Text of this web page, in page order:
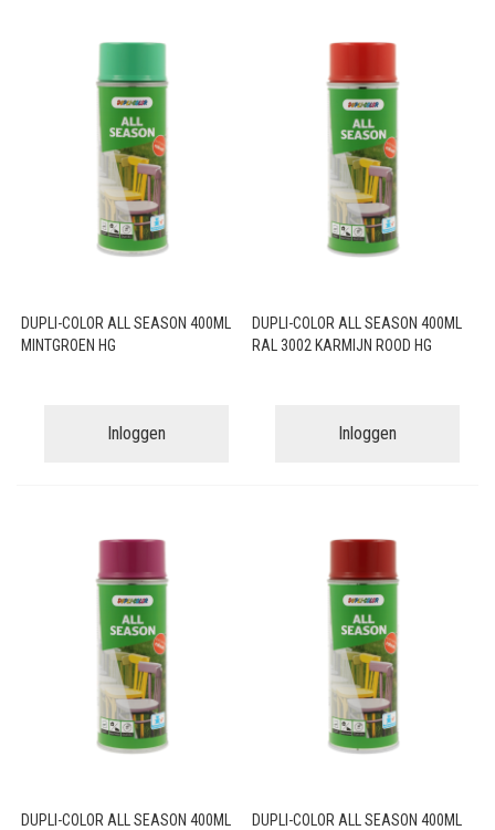
DUPLI-COLOR ALL SEASON 400ML
MINTGROEN HG
Inloggen
DUPLI-COLOR ALL SEASON 400ML
RAL 3002 KARMIJN ROOD HG
Inloggen
DUPLI-COLOR ALL SEASON 400ML
DUPLI-COLOR ALL SEASON 400ML